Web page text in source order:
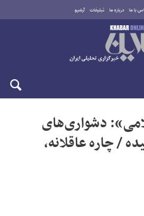
با ما درباره ما تبلیغات آرشیو
دشواری‌های
/ چاره عاقلانه،